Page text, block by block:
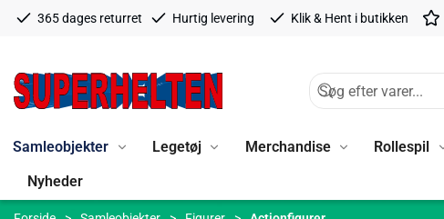
365 dages returret Hurtig levering Klik & Hent i butikken
Samleobjekter Legetøj Merchandise Rollespil
Nyheder